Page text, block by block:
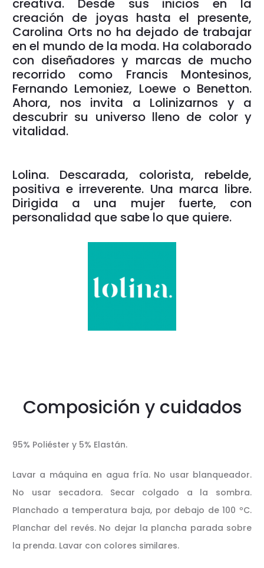
creativa. Desde sus inicios en la
creación de joyas hasta el presente,
Carolina Orts no ha dejado de trabajar
en el mundo de la moda. Ha colaborado
con diseñadores y marcas de mucho
recorrido como Francis Montesinos,
Fernando Lemoniez, Loewe o Benetton.
Ahora, nos invita a Lolinizarnos y a
descubrir su universo lleno de color y
vitalidad.
Lolina. Descarada, colorista, rebelde,
positiva e irreverente. Una marca libre.
Dirigida a una mujer fuerte, con
personalidad que sabe lo que quiere.
Composición y cuidados
95% Poliéster y 5% Elastán.
Lavar a máquina en agua fría. No usar blanqueador.
No usar secadora. Secar colgado a la sombra.
Planchado a temperatura baja, por debajo de 100 ºC.
Planchar del revés. No dejar la plancha parada sobre
la prenda. Lavar con colores similares.